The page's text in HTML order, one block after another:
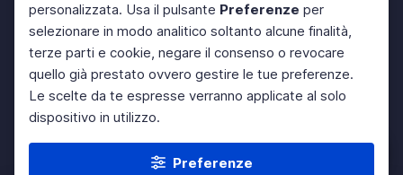
personalizzata. Usa il pulsante Preferenze per
selezionare in modo analitico soltanto alcune finalità,
terze parti e cookie, negare il consenso o revocare
quello già prestato ovvero gestire le tue preferenze.
Le scelte da te espresse verranno applicate al solo
dispositivo in utilizzo.
Preferenze